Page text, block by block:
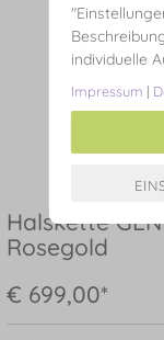
Halskette
Rosegold
€ 699,00*
individuelle
Impressum |